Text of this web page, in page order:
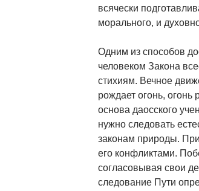
всячески
морального, и
Одним из способов
человеком Закона
стихиям. Вечное
рождает огонь,
основа даосского
нужно следовать
законам природы. При
его конфликтами.
согласовывая свои
следование Пути